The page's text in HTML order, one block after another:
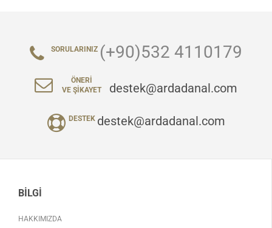
SORULARINIZ (+90)532 4110179
ÖNERI
VE ŞIKAYET
destek@ardadanal.com
DESTEK destek@ardadanal.com
BILGI
HAKKIMIZDA